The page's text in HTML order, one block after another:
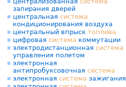
запирания дверей
центральная система
кондиционирования воздуха
центральный впрыск топлива
цифровая система коммутации
электродистанционная система
управления полетом
электронная
антипробуксовочная система
электронная система зажигания